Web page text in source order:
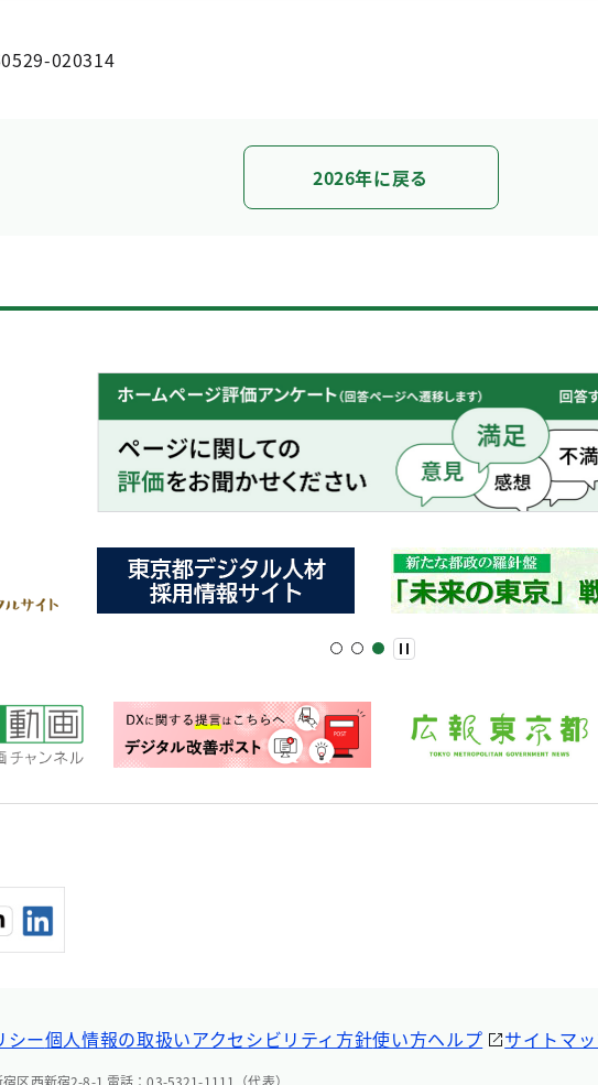
020314
2026年に戻る
シー個人情報の取扱いアクセシビリティ方針使い方ヘルプ サイトマ
区西新宿2-8-1 電話：03-5321-1111（代表）